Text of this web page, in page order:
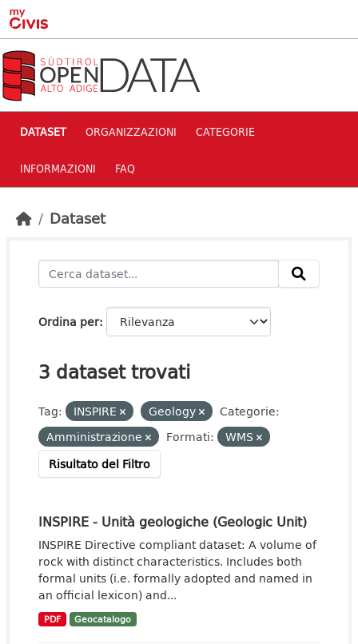
Skip to main content
DATASET ORGANIZZAZIONI CATEGORIE
INFORMAZIONI FAQ
Dataset
Ordina per
3 dataset trovati
Tag: INSPIRE Geology
Categorie:
Amministrazione
Formati:
WMS
Risultato del Filtro
INSPIRE - Unità geologiche (Geologic Unit)
INSPIRE Directive compliant dataset: A volume of
rock with distinct characteristics. Includes both
formal units (i.e. formally adopted and named in
an official lexicon) and...
PDF Geocatalogo